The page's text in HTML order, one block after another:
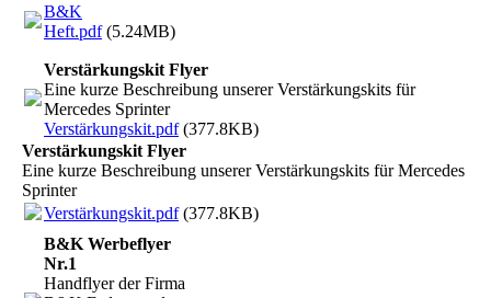
B&K
Heft.pdf(5.24MB)
Verstärkungskit Flyer
Eine kurze Beschreibung unserer Verstärkungskits für
Mercedes Sprinter
Verstärkungskit.pdf(377.8KB)
Verstärkungskit Flyer
Eine kurze Beschreibung unserer Verstärkungskits für Mercedes
Sprinter
Verstärkungskit.pdf(377.8KB)
B&K Werbeflyer
Nr.1
Handflyer der Firma